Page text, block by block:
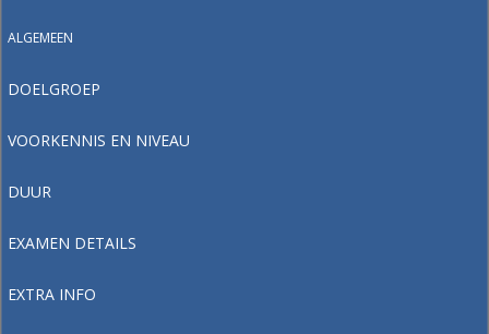
ALGEMEEN
DOELGROEP
VOORKENNIS EN NIVEAU
DUUR
EXAMEN DETAILS
EXTRA INFO